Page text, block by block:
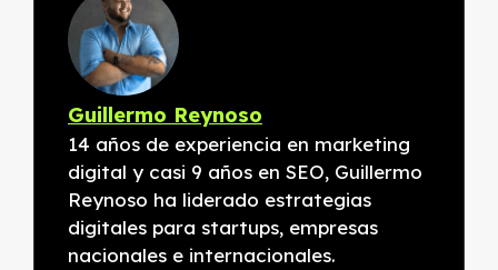
Guillermo Reynoso
14 años de experiencia en marketing
digital y casi 9 años en SEO, Guillermo
Reynoso ha liderado estrategias
digitales para startups, empresas
nacionales e internacionales.